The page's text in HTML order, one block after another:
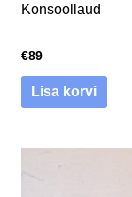
Konsoollaud
€89
Lisa korvi